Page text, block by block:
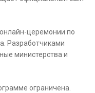
церемонии по
Разработчиками
министерства и
ограничена.